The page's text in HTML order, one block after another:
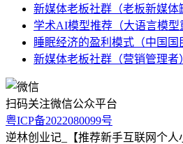
新媒体老板社群（老板新媒体
学术AI模型推荐（大语言模型
睡眠经济的盈利模式（中国国
新媒体老板社群（营销管理者
扫码关注微信公众平台
粤ICP备2022080099号
逆林创业记_【推荐新手互联网个